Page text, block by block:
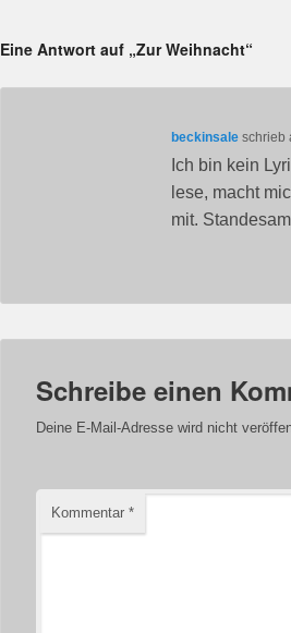
Eine Antwort auf „Zur Weihnacht“
beckinsale schrieb
Ich bin kein
lese, macht
mit.
Schreibe einen
Deine E-Mail-Adresse wird nicht
Kommentar *